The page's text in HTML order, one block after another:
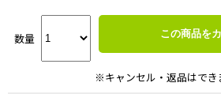
数量 この商品を
※キャンセル・返品はでき